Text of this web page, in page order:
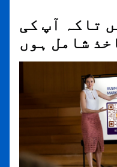
تاکہ آپ کی
شامل ہوں